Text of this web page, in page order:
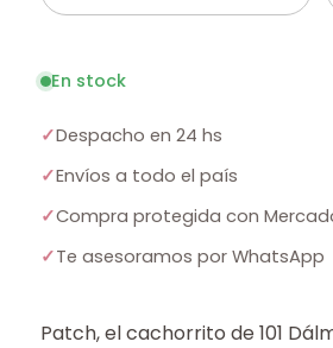
En stock
✓Despacho en 24 hs
✓Envíos a todo el país
✓Compra protegida con
✓Te asesoramos por WhatsApp
Patch, el cachorrito de 101